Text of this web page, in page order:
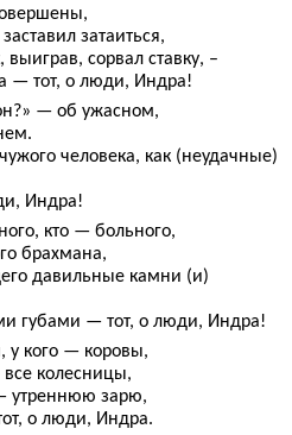
затаиться,
выиграв, сорвал ставку, –
— тот, о люди, Индра!
— об ужасном,
человека, как (неудачные)
Индра!
кто — больного,
брахмана,
давильные камни (и)
губами — тот, о люди, Индра!
у кого — коровы,
колесницы,
утреннюю зарю,
о люди, Индра.